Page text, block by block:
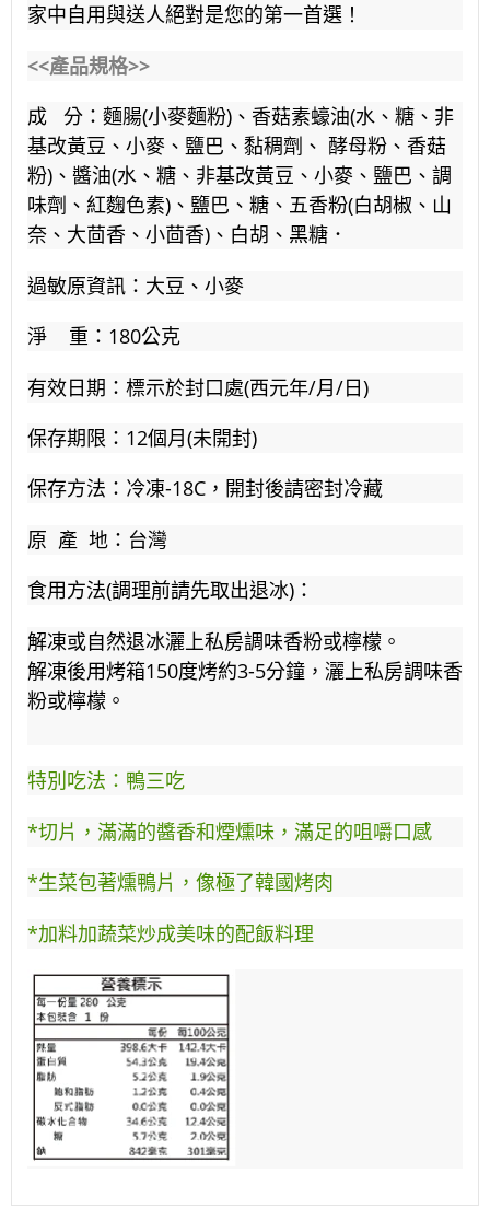
家中自用與送人絕對是您的第一首選！
<<產品規格>>
成 分：麵腸(小麥麵粉)、香菇素蠔油(水、糖、非
基改黃豆、小麥、鹽巴、黏稠劑、 酵母粉、香菇
粉)、醬油(水、糖、非基改黃豆、小麥、鹽巴、調
味劑、紅麴色素)、鹽巴、糖、五香粉(白胡椒、山
奈、大茴香、小茴香)、白胡、黑糖．
過敏原資訊：大豆、小麥
淨 重：180公克
有效日期：標示於封口處(西元年/月/日)
保存期限：12個月(未開封)
保存方法：冷凍-18C，開封後請密封冷藏
原 產 地：台灣
食用方法(調理前請先取出退冰)：
解凍或自然退冰灑上私房調味香粉或檸檬。
解凍後用烤箱150度烤約3-5分鐘，灑上私房調味香
粉或檸檬。
特別吃法：鴨三吃
*切片，滿滿的醬香和煙燻味，滿足的咀嚼口感
*生菜包著燻鴨片，像極了韓國烤肉
*加料加蔬菜炒成美味的配飯料理